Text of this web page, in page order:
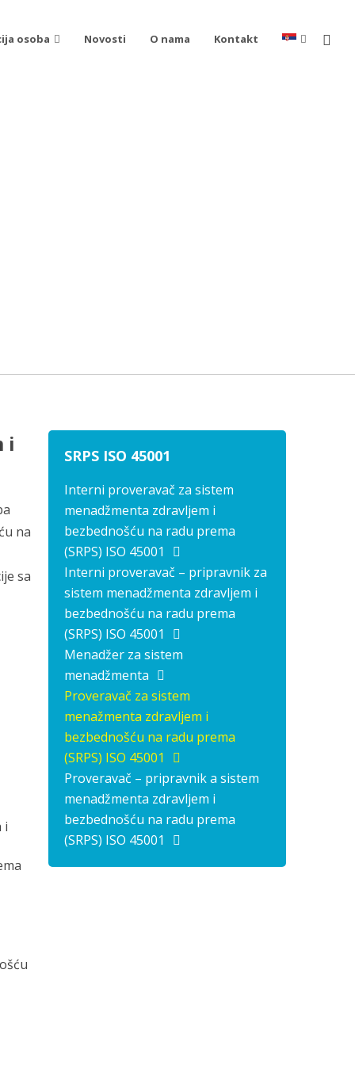
osoba Novosti O nama Kontakt
i
na
sa
i
SRPS ISO 45001
Interni proveravač za sistem
menadžmenta zdravljem i
bezbednošću na radu prema
(SRPS) ISO 45001
Interni proveravač – pripravnik za
sistem menadžmenta zdravljem i
bezbednošću na radu prema
(SRPS) ISO 45001
Menadžer za sistem
menadžmenta
Proveravač za sistem
menažmenta zdravljem i
bezbednošću na radu prema
(SRPS) ISO 45001
Proveravač – pripravnik a sistem
menadžmenta zdravljem i
bezbednošću na radu prema
(SRPS) ISO 45001